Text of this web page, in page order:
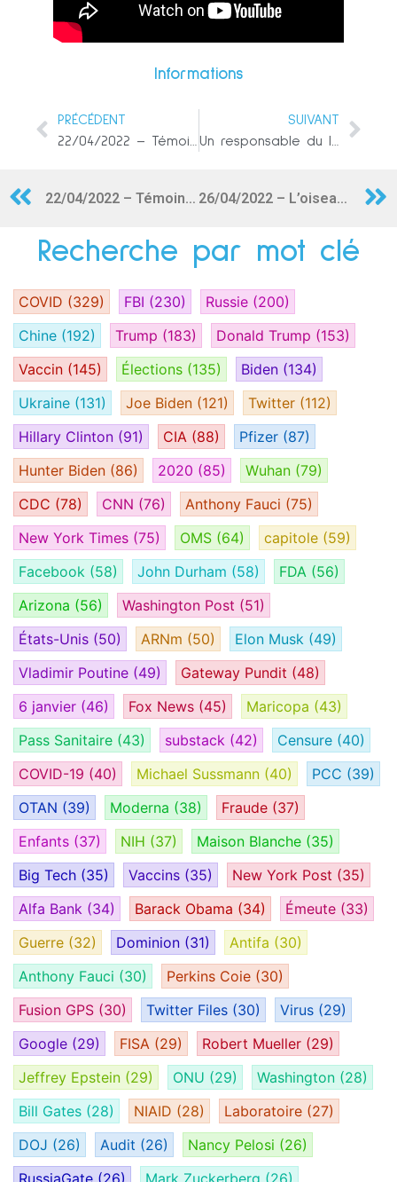
Informations
PRÉCÉDENT
22/04/2022 – Témoins d’un changement fondamental
SUIVANT
Un responsable du lycée d’élite du Delaware accusé de trafic de pédopornographie
22/04/2022 – Témoins d’un changement fondamental 26/04/2022 – L’oiseau sort de sa cage…
Recherche par mot clé
COVID (329) FBI (230) Russie (200)
Chine (192) Trump (183) Donald Trump (153)
Vaccin (145) Élections (135) Biden (134)
Ukraine (131) Joe Biden (121) Twitter (112)
Hillary Clinton (91) CIA (88) Pfizer (87)
Hunter Biden (86) 2020 (85) Wuhan (79)
CDC (78) CNN (76) Anthony Fauci (75)
New York Times (75) OMS (64) capitole (59)
Facebook (58) John Durham (58) FDA (56)
Arizona (56) Washington Post (51)
États-Unis (50) ARNm (50) Elon Musk (49)
Vladimir Poutine (49) Gateway Pundit (48)
6 janvier (46) Fox News (45) Maricopa (43)
Pass Sanitaire (43) substack (42) Censure (40)
COVID-19 (40) Michael Sussmann (40) PCC (39)
OTAN (39) Moderna (38) Fraude (37)
Enfants (37) NIH (37) Maison Blanche (35)
Big Tech (35) Vaccins (35) New York Post (35)
Alfa Bank (34) Barack Obama (34) Émeute (33)
Guerre (32) Dominion (31) Antifa (30)
Anthony Fauci (30) Perkins Coie (30)
Fusion GPS (30) Twitter Files (30) Virus (29)
Google (29) FISA (29) Robert Mueller (29)
Jeffrey Epstein (29) ONU (29) Washington (28)
Bill Gates (28) NIAID (28) Laboratoire (27)
DOJ (26) Audit (26) Nancy Pelosi (26)